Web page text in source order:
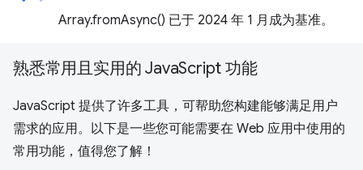
Array.fromAsync() 已于 2024 年 1 月成为基准。
熟悉常用且实用的 JavaScript 功能
JavaScript 提供了许多工具，可帮助您构建能够满足用户
需求的应用。以下是一些您可能需要在 Web 应用中使用的
常用功能，值得您了解！